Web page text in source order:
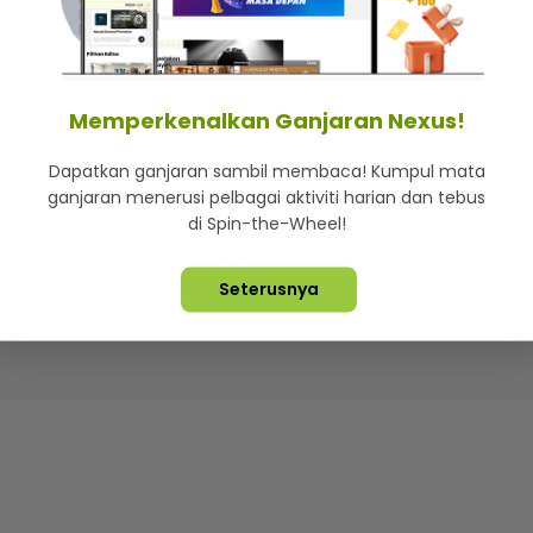
Lebih hot, viral dan sensasi
Terpelihara © 2026. Star Media Group Berhad [197101000523
Memperkenalkan Ganjaran Nexus!
Dapatkan ganjaran sambil membaca! Kumpul mata
ganjaran menerusi pelbagai aktiviti harian dan tebus
di Spin-the-Wheel!
Seterusnya